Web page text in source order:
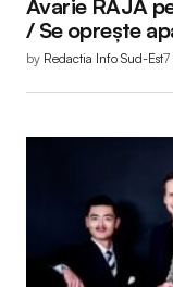
Avarie RAJA
/ Se oprește
by Redactia Info Sud-Est7